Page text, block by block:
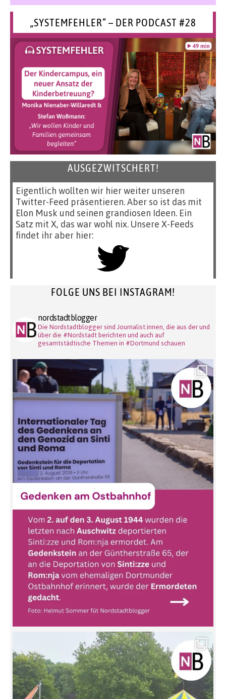
„SYSTEMFEHLER“ – DER PODCAST #28
AUSGEZWITSCHERT!
Eigentlich wollten wir hier weiter unseren
Twitter-Feed präsentieren. Aber so ist das mit
Elon Musk und seinen grandiosen Ideen. Ein
Satz mit X, das war wohl nix. Unsere X-Feeds
findet ihr aber hier:
FOLGE UNS BEI INSTAGRAM!
nordstadtblogger
Die Nordstadtblogger sind Journalist:innen, die aus der und
über die #Nordstadt berichten und auch auf
gesamtstädtische Themen in #Dortmund schauen